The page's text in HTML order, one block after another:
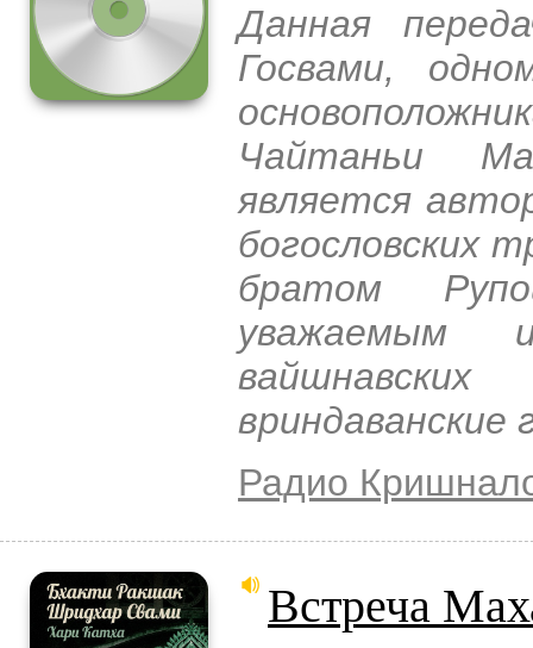
Данная
Госвами,
Чайтаньи
является
богословских
братом
уважаемым
вриндаванские
Радио
Встреча